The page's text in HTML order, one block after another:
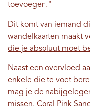
toevoegen."
Dit komt van iemand
wandelkaarten maakt
die je absoluut moet
Naast een overvloed
enkele die te voet
mag je de
missen. Coral Pink